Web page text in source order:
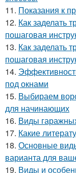
11. Показания к
12. Как заделать
пошаговая
13. Как заделать
пошаговая
14.
под окнами
15. Выбираем
для начинающих
16. Виды
17. Какие
18. Основные
варианта для
19. Виды и